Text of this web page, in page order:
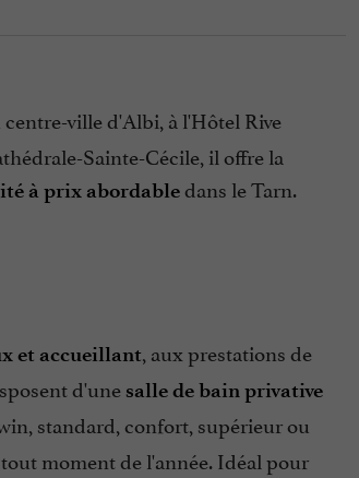
ville d'Albi, à l'Hôtel Rive
Sainte-Cécile, il offre la
à prix abordabledans le Tarn.
et accueillant , aux prestations de
d'une salle de bain privative
standard, confort, supérieur ou
moment de l'année. Idéal pour